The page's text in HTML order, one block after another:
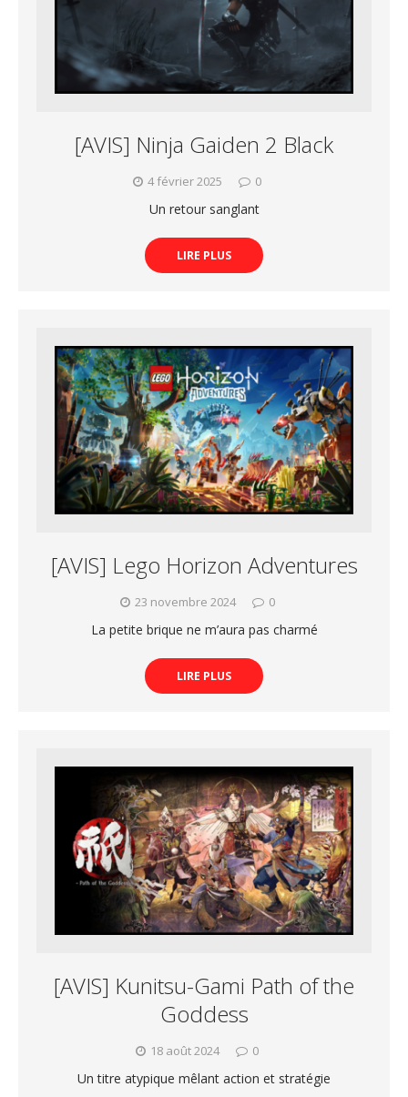
[AVIS] Ninja Gaiden 2 Black
4 février 2025 0
Un retour sanglant
LIRE PLUS
[AVIS] Lego Horizon Adventures
23 novembre 2024 0
La petite brique ne m’aura pas charmé
LIRE PLUS
[AVIS] Kunitsu-Gami Path of the
Goddess
18 août 2024 0
Un titre atypique mêlant action et stratégie